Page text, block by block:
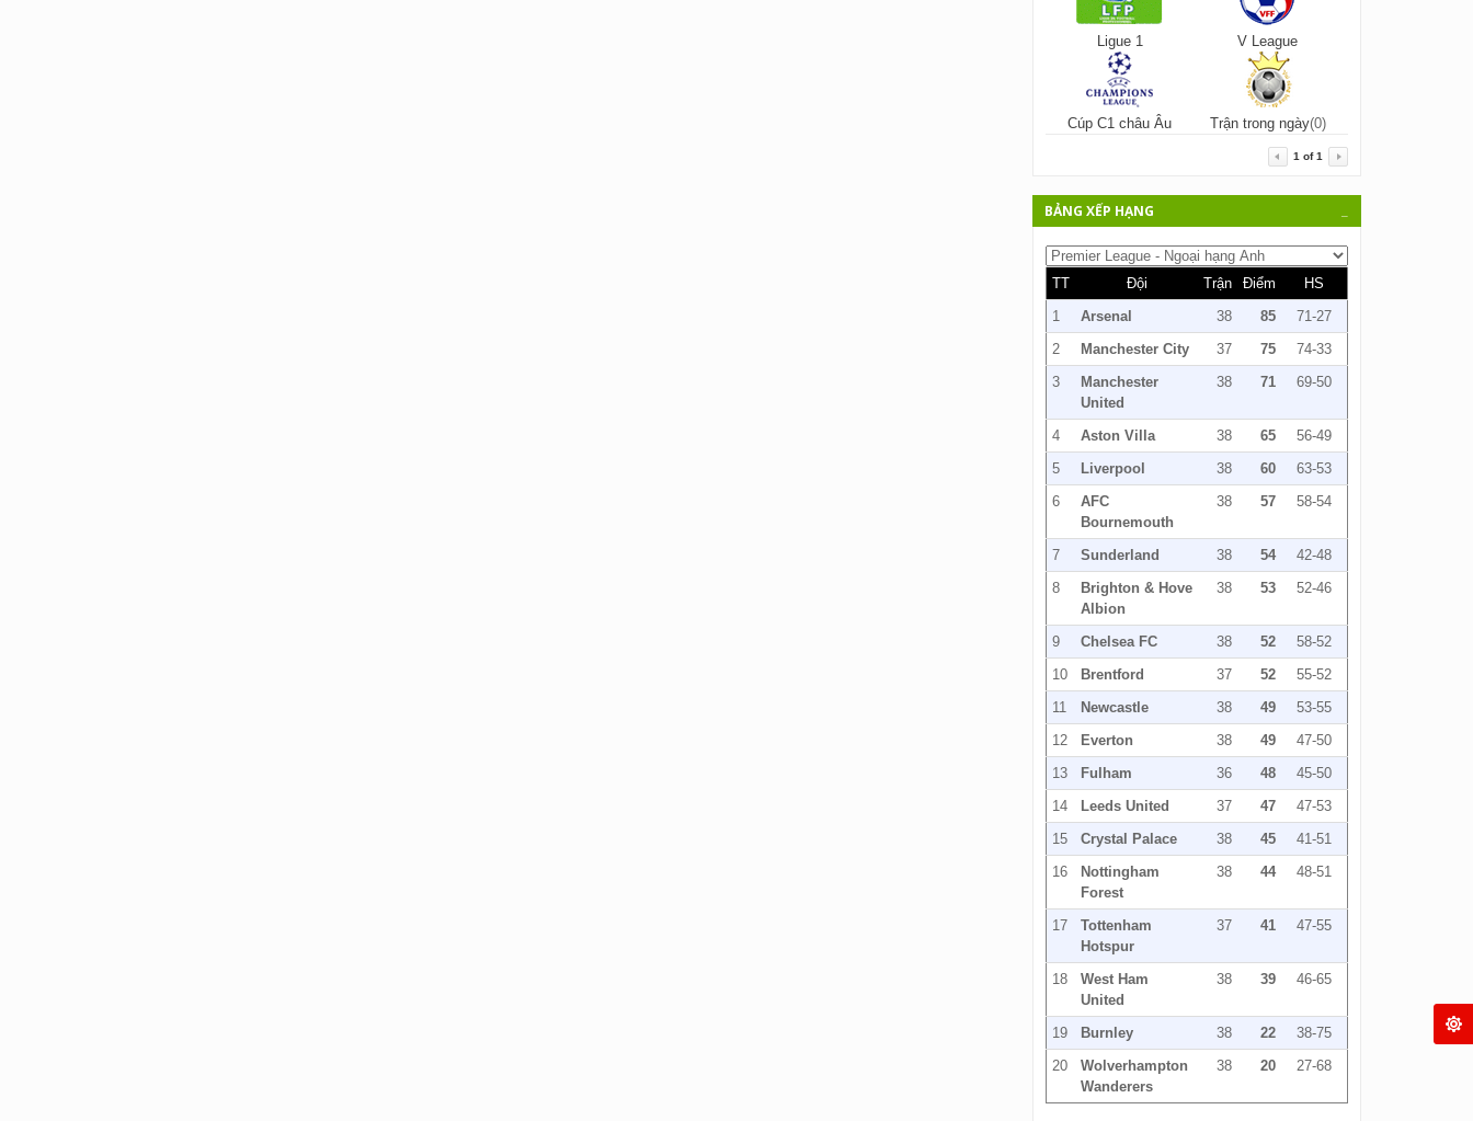
Ligue 1 V League
Cúp C1 châu Âu Trận trong ngày(0)
1 of1
BẢNG XẾP HẠNG
TT Đội Trận Điểm
HS
1
Arsenal 38 85
71-27
2
Manchester City 37 75
74-33
3
Manchester
United
38 71 69-50
4 Aston Villa 38 65
56-49
5
Liverpool 38 60
63-53
6
AFC
Bournemouth
38 57 58-54
7 Sunderland 38 54
42-48
8
Brighton & Hove
Albion
38 53 52-46
9 Chelsea FC 38 52
58-52
10
Brentford 37 52
55-52
11
Newcastle 38 49
53-55
12
Everton 38 49
47-50
13
Fulham 36 48
45-50
14
Leeds United 37 47
47-53
15
Crystal Palace 38 45
41-51
16
Nottingham
Forest
38 44 48-51
17
Tottenham
Hotspur
37 41 47-55
18
West Ham
United
38 39 46-65
19 Burnley 38 22
38-75
20
Wolverhampton
Wanderers
38 20 27-68